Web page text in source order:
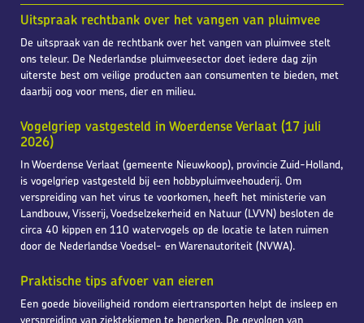
Uitspraak rechtbank over het vangen van pluimvee
De uitspraak van de rechtbank over het vangen van pluimvee stelt
ons teleur. De Nederlandse pluimveesector doet iedere dag zijn
uiterste best om veilige producten aan consumenten te bieden, met
daarbij oog voor mens, dier en milieu.
Vogelgriep vastgesteld in Woerdense Verlaat (17 juli
2026)
In Woerdense Verlaat (gemeente Nieuwkoop), provincie Zuid-Holland,
is vogelgriep vastgesteld bij een hobbypluimveehouderij. Om
verspreiding van het virus te voorkomen, heeft het ministerie van
Landbouw, Visserij, Voedselzekerheid en Natuur (LVVN) besloten de
circa 40 kippen en 110 watervogels op de locatie te laten ruimen
door de Nederlandse Voedsel- en Warenautoriteit (NVWA).
Praktische tips afvoer van eieren
Een goede bioveiligheid rondom eiertransporten helpt de insleep en
verspreiding van ziektekiemen te beperken. De gevolgen van